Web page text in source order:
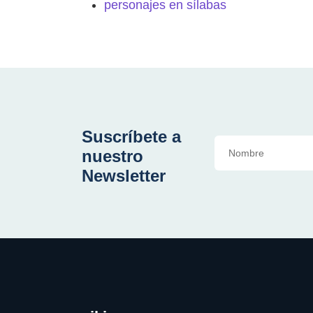
personajes en sílabas
Suscríbete a
nuestro
Newsletter